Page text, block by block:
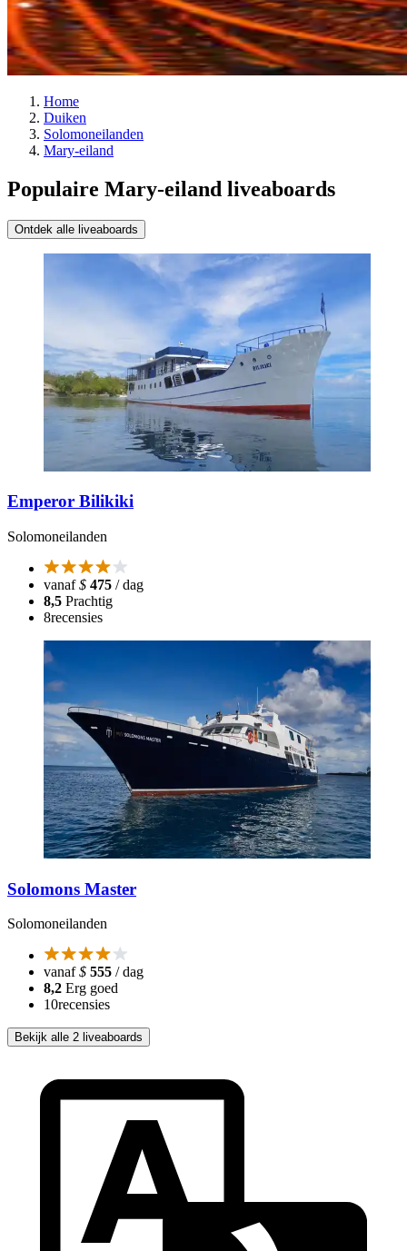
Home
Duiken
Solomoneilanden
Mary-eiland
Populaire Mary-eiland liveaboards
Ontdek alle liveaboards
Emperor Bilikiki
Solomoneilanden
vanaf$ 475 / dag
8,5 Prachtig
8recensies
Solomons Master
Solomoneilanden
vanaf$ 555 / dag
8,2 Erg goed
10recensies
Bekijk alle 2 liveaboards